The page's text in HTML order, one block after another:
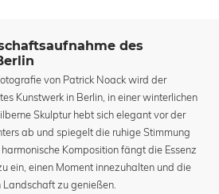
des
von Patrick Noack wird der
Kunstwerk in Berlin, in einer winterlichen
Skulptur hebt sich elegant vor der
ab und spiegelt die ruhige Stimmung
Komposition fängt die Essenz
ein, einen Moment innezuhalten und die
zu genießen.